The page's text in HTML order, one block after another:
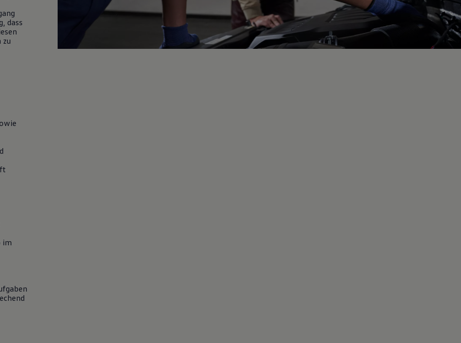
dass
zu
im